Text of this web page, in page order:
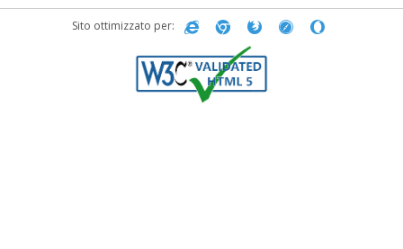
Sito ottimizzato per: